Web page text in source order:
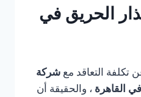
الحريق في
تكلفة التعاقد مع شركة
، والحقيقة أن